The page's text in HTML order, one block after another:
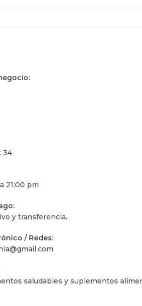
34
21:00 pm
y transferencia.
/ Redes:
saludables y suplementos